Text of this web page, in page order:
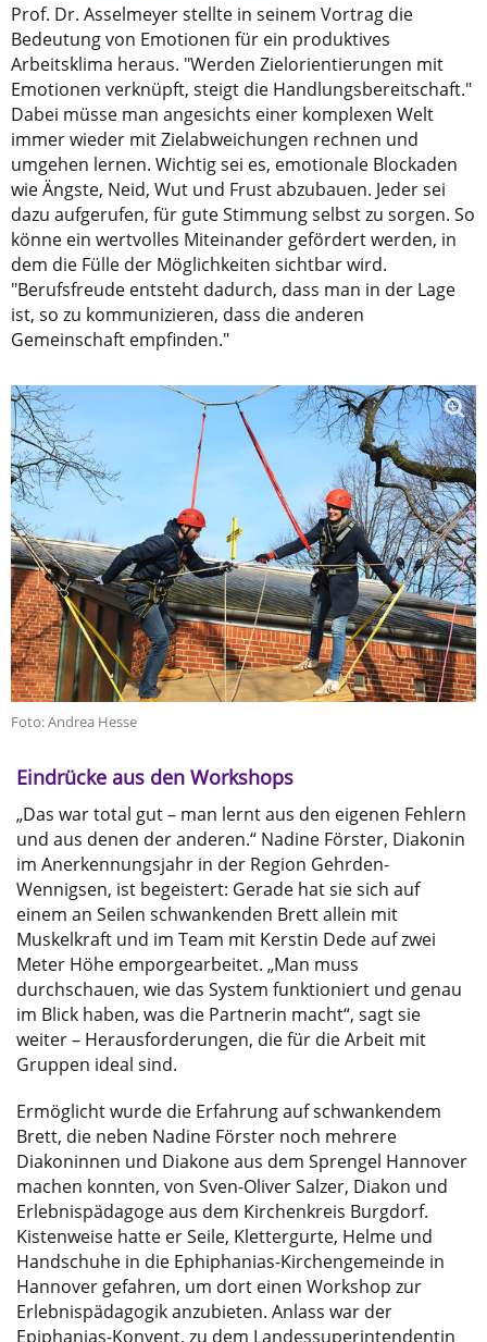
Prof. Dr. Asselmeyer stellte in seinem Vortrag die
Bedeutung von Emotionen für ein produktives
Arbeitsklima heraus. "Werden Zielorientierungen mit
Emotionen verknüpft, steigt die Handlungsbereitschaft."
Dabei müsse man angesichts einer komplexen Welt
immer wieder mit Zielabweichungen rechnen und
umgehen lernen. Wichtig sei es, emotionale Blockaden
wie Ängste, Neid, Wut und Frust abzubauen. Jeder sei
dazu aufgerufen, für gute Stimmung selbst zu sorgen. So
könne ein wertvolles Miteinander gefördert werden, in
dem die Fülle der Möglichkeiten sichtbar wird.
"Berufsfreude entsteht dadurch, dass man in der Lage
ist, so zu kommunizieren, dass die anderen
Gemeinschaft empfinden."
Foto: Andrea Hesse
Eindrücke aus den Workshops
„Das war total gut – man lernt aus den eigenen Fehlern
und aus denen der anderen.“ Nadine Förster, Diakonin
im Anerkennungsjahr in der Region Gehrden-
Wennigsen, ist begeistert: Gerade hat sie sich auf
einem an Seilen schwankenden Brett allein mit
Muskelkraft und im Team mit Kerstin Dede auf zwei
Meter Höhe emporgearbeitet. „Man muss
durchschauen, wie das System funktioniert und genau
im Blick haben, was die Partnerin macht“, sagt sie
weiter – Herausforderungen, die für die Arbeit mit
Gruppen ideal sind.
Ermöglicht wurde die Erfahrung auf schwankendem
Brett, die neben Nadine Förster noch mehrere
Diakoninnen und Diakone aus dem Sprengel Hannover
machen konnten, von Sven-Oliver Salzer, Diakon und
Erlebnispädagoge aus dem Kirchenkreis Burgdorf.
Kistenweise hatte er Seile, Klettergurte, Helme und
Handschuhe in die Ephiphanias-Kirchengemeinde in
Hannover gefahren, um dort einen Workshop zur
Erlebnispädagogik anzubieten. Anlass war der
Epiphanias-Konvent, zu dem Landessuperintendentin